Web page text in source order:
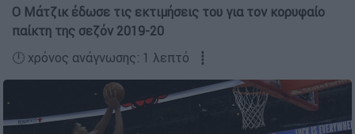
Ο Μάτζικ έδωσε τις εκτιμήσεις του για τον κορυφαίο
παίκτη της σεζόν 2019-20
🕛 χρόνος ανάγνωσης: 1 λεπτό ┋